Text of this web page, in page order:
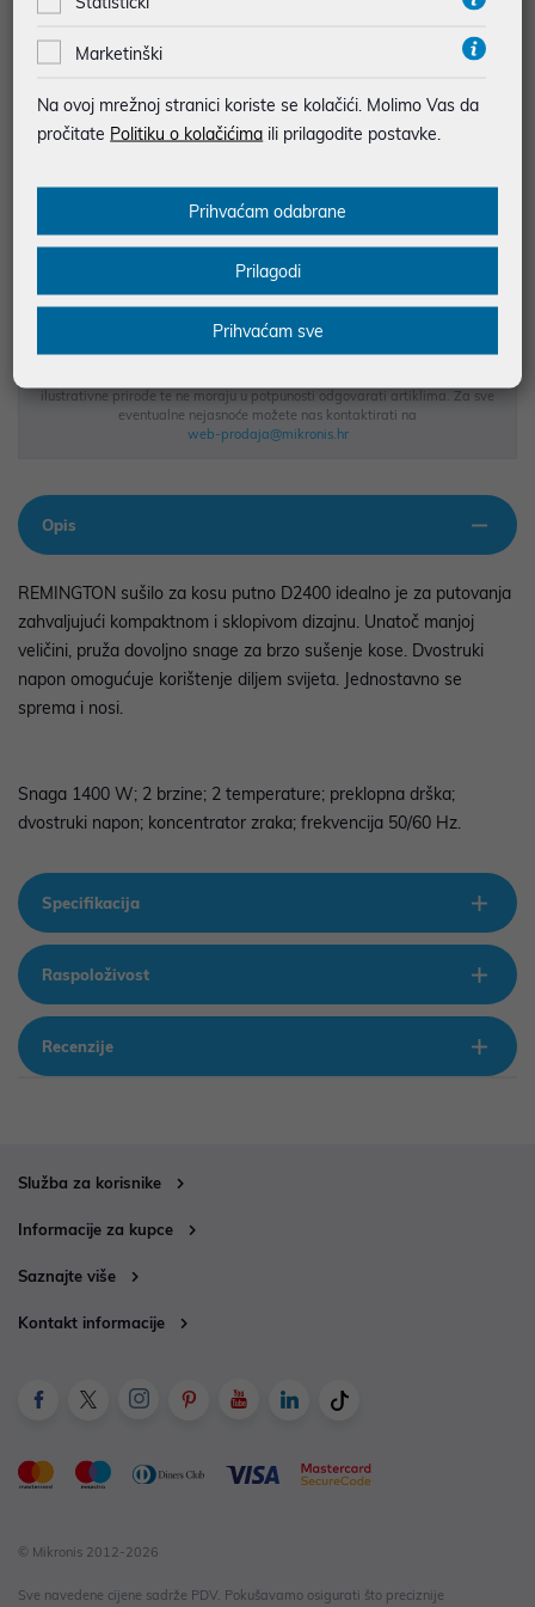
najam za pravne osobe od 12 do 36 mj. već od
MOGUĆNOST PLAĆANJA NA RATE
Podaci uz artikle su prezentirani u dobroj namjeri. Mikronis d.o.o. ne
odgovara za eventualne pogreške nastale u opisu proizvoda, greške
ilustrativne prirode te ne moraju u potpunosti odgovarati artiklima. Za sve
eventualne nejasnoće možete nas kontaktirati na
web-prodaja@mikronis.hr
Opis
REMINGTON sušilo za kosu putno D2400 idealno je za putovanja
zahvaljujući kompaktnom i sklopivom dizajnu. Unatoč manjoj
veličini, pruža dovoljno snage za brzo sušenje kose. Dvostruki
napon omogućuje korištenje diljem svijeta. Jednostavno se
sprema i nosi.
Snaga 1400 W; 2 brzine; 2 temperature; preklopna drška;
dvostruki napon; koncentrator zraka; frekvencija 50/60 Hz.
Specifikacija
Raspoloživost
Recenzije
Služba za korisnike
Informacije za kupce
Saznajte više
Kontakt informacije
© Mikronis 2012-2026
Sve navedene cijene sadrže PDV. Pokušavamo osigurati što preciznije
Marketinški
Na ovoj mrežnoj stranici koriste se kolačići. Molimo Vas da
pročitate Politiku o kolačićima ili prilagodite postavke.
Prihvaćam odabrane
Prilagodi
Prihvaćam sve